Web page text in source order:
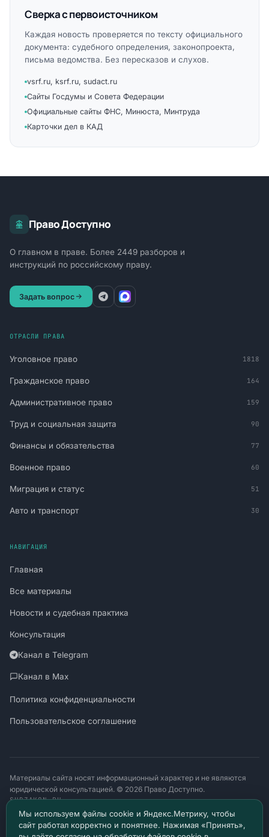
Сверка с первоисточником
Каждая новость проверяется по тексту официального
документа: судебного определения, законопроекта,
письма ведомства. Без пересказов и слухов.
vsrf.ru, ksrf.ru, sudact.ru
Сайты Госдумы и Совета Федерации
Официальные сайты ФНС, Минюста, Минтруда
Карточки дел в КАД
Право Доступно
О главном в праве. Более 2449 разборов и
инструкций по российскому праву.
Задать вопрос
ОТРАСЛИ ПРАВА
Уголовное право 1818
Гражданское право 164
Административное право 159
Труд и социальная защита 90
Финансы и обязательства 77
Военное право 60
Миграция и статус 51
Авто и транспорт 30
НАВИГАЦИЯ
Главная
Все материалы
Новости и судебная практика
Консультация
Канал в Telegram
Канал в Max
Политика конфиденциальности
Пользовательское соглашение
Материалы сайта носят информационный характер и не являются
юридической консультацией. © 2026 Право Доступно.
SUDZAKON.RU
Оператор персональных данных: ООО «ЯЛАНЖИ И ПАРТНЕРЫ»
ИНН 9717182760 · ОГРН 1257700370641
129085, г. Москва, проезд Ольминского, д. 4, помещ. 8н
Мы используем файлы cookie и Яндекс.Метрику, чтобы
сайт работал корректно и понятнее. Нажимая «Принять»,